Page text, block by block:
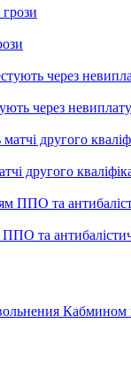
через
другого
та